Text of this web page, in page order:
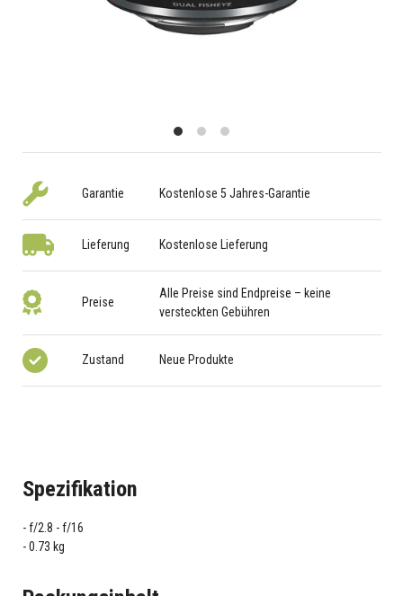
Garantie Kostenlose 5 Jahres-Garantie
Lieferung Kostenlose Lieferung
Preise
Alle Preise sind Endpreise – keine
versteckten Gebühren
Zustand Neue Produkte
Spezifikation
f/2.8 - f/16
0.73 kg